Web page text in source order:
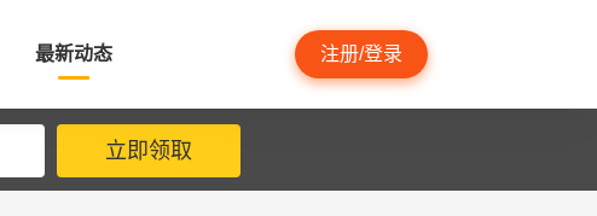
最新动态 注册/登录
立即领取